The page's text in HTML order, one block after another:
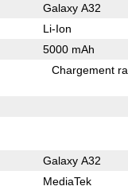
Galaxy A32
Li-Ion
5000 mAh
Chargement
Galaxy A32
MediaTek